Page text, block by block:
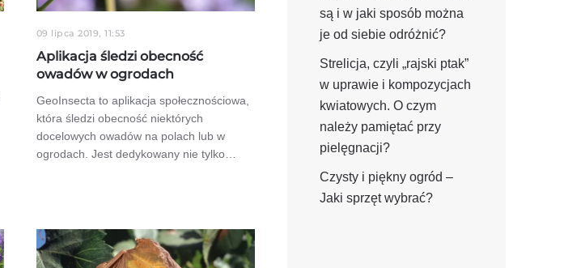
09 lipca 2019, 11:53
Aplikacja śledzi obecność
owadów w ogrodach
GeoInsecta to aplikacja społecznościowa,
która śledzi obecność niektórych
docelowych owadów na polach lub w
ogrodach. Jest dedykowany nie tylko…
są i w jaki sposób można
je od siebie odróżnić?
Strelicja, czyli „rajski ptak”
w uprawie i kompozycjach
kwiatowych. O czym
należy pamiętać przy
pielęgnacji?
Czysty i piękny ogród –
Jaki sprzęt wybrać?